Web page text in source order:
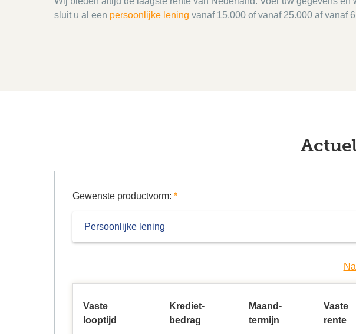
sluit u al een persoonlijke lening vanaf 15.000 of vanaf 25.000 af vanaf
Gewenste productvorm: *
Vaste
looptijd
Krediet-
bedrag
Maand-
termijn
Vaste
rente